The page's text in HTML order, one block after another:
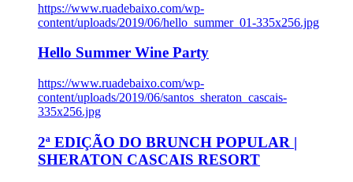
https://www.ruadebaixo.com/wp-
content/uploads/2019/06/hello_summer_01-335x256.jpg
Hello Summer Wine Party
https://www.ruadebaixo.com/wp-
content/uploads/2019/06/santos_sheraton_cascais-
335x256.jpg
2ª EDIÇÃO DO BRUNCH POPULAR |
SHERATON CASCAIS RESORT